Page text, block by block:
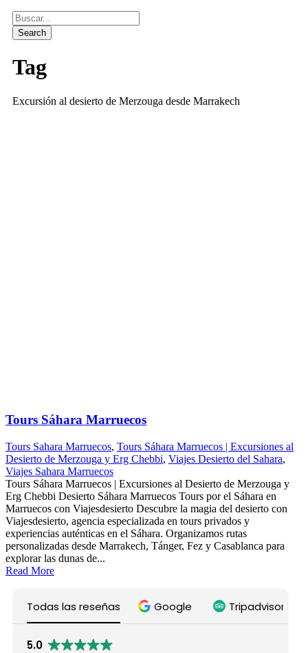
Tag
Excursión al desierto de Merzouga desde Marrakech
Tours Sáhara Marruecos
Tours Sahara Marruecos, Tours Sáhara Marruecos | Excursiones al
Desierto de Merzouga y Erg Chebbi, Viajes Desierto del Sahara,
Viajes Sahara Marruecos
Tours Sáhara Marruecos | Excursiones al Desierto de Merzouga y
Erg Chebbi Desierto Sáhara Marruecos Tours por el Sáhara en
Marruecos con Viajesdesierto Descubre la magia del desierto con
Viajesdesierto, agencia especializada en tours privados y
experiencias auténticas en el Sáhara. Organizamos rutas
personalizadas desde Marrakech, Tánger, Fez y Casablanca para
explorar las dunas de...
Read More
Todas las reseñas Google Tripadvisor
5.0